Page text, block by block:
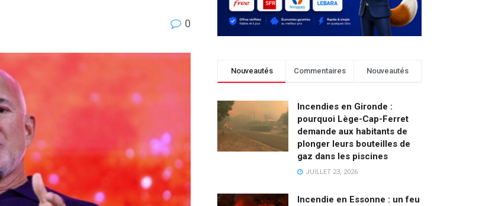
0
Nouveautés Commentaires Nouveautés
Incendies en Gironde :
pourquoi Lège-Cap-Ferret
demande aux habitants de
plonger leurs bouteilles de
gaz dans les piscines
JUILLET 23, 2026
Incendie en Essonne : un feu